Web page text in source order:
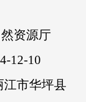
资源厅
12-10
江市华坪县